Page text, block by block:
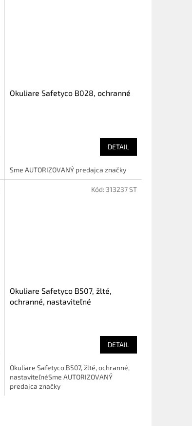
Okuliare Safetyco B028, ochranné
DETAIL
Sme AUTORIZOVANÝ predajca značky
Okuliare Safetyco B507, žlté,
ochranné, nastaviteľné
DETAIL
Okuliare Safetyco B507, žlté, ochranné,
nastaviteľnéSme AUTORIZOVANÝ
predajca značky
Kód: 313237 ST